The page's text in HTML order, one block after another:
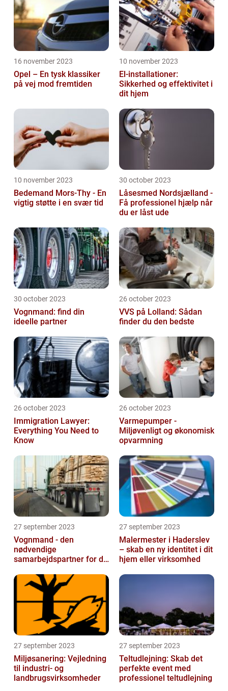
16 november 2023
Opel – En tysk klassiker
på vej mod fremtiden
10 november 2023
El-installationer:
Sikkerhed og effektivitet i
dit hjem
10 november 2023
Bedemand Mors-Thy - En
vigtig støtte i en svær tid
30 october 2023
Låsesmed Nordsjælland -
Få professionel hjælp når
du er låst ude
30 october 2023
Vognmand: find din
ideelle partner
26 october 2023
VVS på Lolland: Sådan
finder du den bedste
26 october 2023
Immigration Lawyer:
Everything You Need to
Know
26 october 2023
Varmepumper -
Miljøvenligt og økonomisk
opvarmning
27 september 2023
Vognmand - den
nødvendige
samarbejdspartner for dit
27 september 2023
Malermester i Haderslev
– skab en ny identitet i dit
hjem eller virksomhed
27 september 2023
Miljøsanering: Vejledning
til industri- og
landbrugsvirksomheder
27 september 2023
Teltudlejning: Skab det
perfekte event med
professionel teltudlejning